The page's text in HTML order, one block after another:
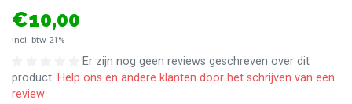
€10,00
Incl. btw 21%
Er zijn nog geen reviews geschreven over dit
product. Help ons en andere klanten door het schrijven van een
review